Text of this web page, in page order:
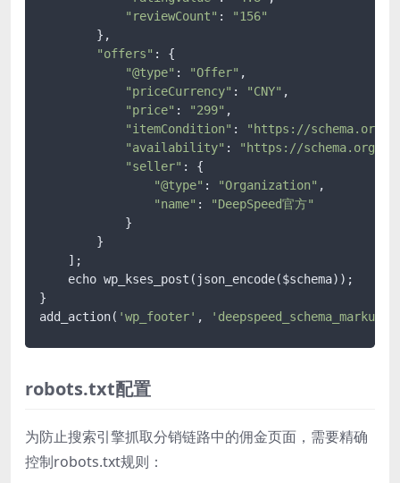
"reviewCount" :
"156"
        },
"offers" : {
"@type" : "Offer" ,
"priceCurrency" : "CNY" ,
"price" : "299" ,
"itemCondition" :
"https://schema.org/
"availability" :
"https://schema.org/
"seller" : {
"@type" : "Organization" ,
"name" :
"DeepSpeed官方"
            }
        }
    ];
    echo wp_kses_post(json_encode($schema));
}
add_action( 'wp_footer' , 'deepspeed_schema_markup'
robots.txt配置
为防止搜索引擎抓取分销链路中的佣金页面，需要精确
控制robots.txt规则：